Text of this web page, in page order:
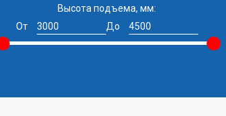
Высота подъема, мм:
От
До